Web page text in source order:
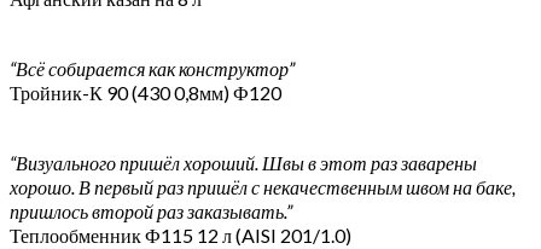
“Всё собирается как конструктор”
Тройник-К 90 (430 0,8мм) Ф120
“Визуального пришёл хороший. Швы в этот раз заварены
хорошо. В первый раз пришёл с некачественным швом на баке,
пришлось второй раз заказывать.”
Теплообменник Ф115 12 л (AISI 201/1.0)